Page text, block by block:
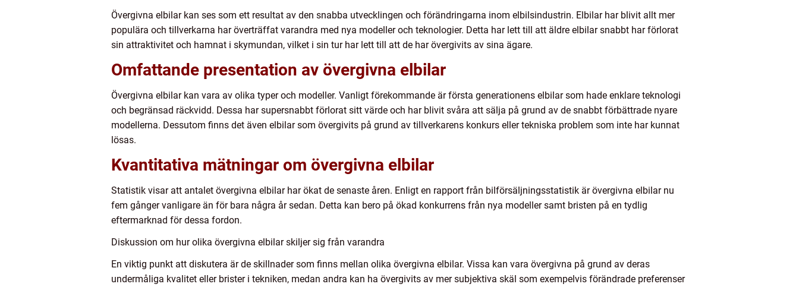
Övergivna elbilar kan ses som ett resultat av den snabba utvecklingen och förändringarna inom elbilsindustrin. Elbilar har blivit allt mer
populära och tillverkarna har överträffat varandra med nya modeller och teknologier. Detta har lett till att äldre elbilar snabbt har förlorat
sin attraktivitet och hamnat i skymundan, vilket i sin tur har lett till att de har övergivits av sina ägare.
Omfattande presentation av övergivna elbilar
Övergivna elbilar kan vara av olika typer och modeller. Vanligt förekommande är första generationens elbilar som hade enklare teknologi
och begränsad räckvidd. Dessa har supersnabbt förlorat sitt värde och har blivit svåra att sälja på grund av de snabbt förbättrade nyare
modellerna. Dessutom finns det även elbilar som övergivits på grund av tillverkarens konkurs eller tekniska problem som inte har kunnat
lösas.
Kvantitativa mätningar om övergivna elbilar
Statistik visar att antalet övergivna elbilar har ökat de senaste åren. Enligt en rapport från bilförsäljningsstatistik är övergivna elbilar nu
fem gånger vanligare än för bara några år sedan. Detta kan bero på ökad konkurrens från nya modeller samt bristen på en tydlig
eftermarknad för dessa fordon.
Diskussion om hur olika övergivna elbilar skiljer sig från varandra
En viktig punkt att diskutera är de skillnader som finns mellan olika övergivna elbilar. Vissa kan vara övergivna på grund av deras
undermåliga kvalitet eller brister i tekniken, medan andra kan ha övergivits av mer subjektiva skäl som exempelvis förändrade preferenser